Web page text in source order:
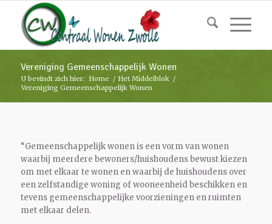
Vereniging Gemeenschappelijk Wonen
U bevindt zich hier: Home / Het Middelblok /
Vereniging Gemeenschappelijk Wonen
“Gemeenschappelijk wonen is een vorm van wonen
waarbij meerdere bewoners/huishoudens bewust kiezen
om met elkaar te wonen en waarbij de huishoudens over
een zelfstandige woning of wooneenheid beschikken en
tevens gemeenschappelijke voorzieningen en ruimten
met elkaar delen.